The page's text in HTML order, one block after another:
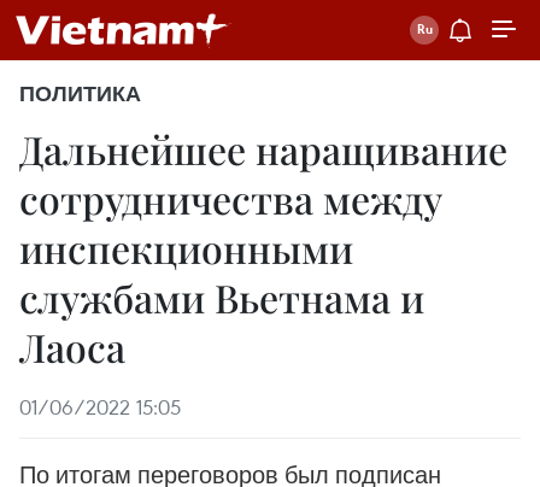
ПОЛИТИКА
Дальнейшее наращивание
сотрудничества между
инспекционными
службами Вьетнама и
Лаоса
01/06/2022 15:05
По итогам переговоров был подписан